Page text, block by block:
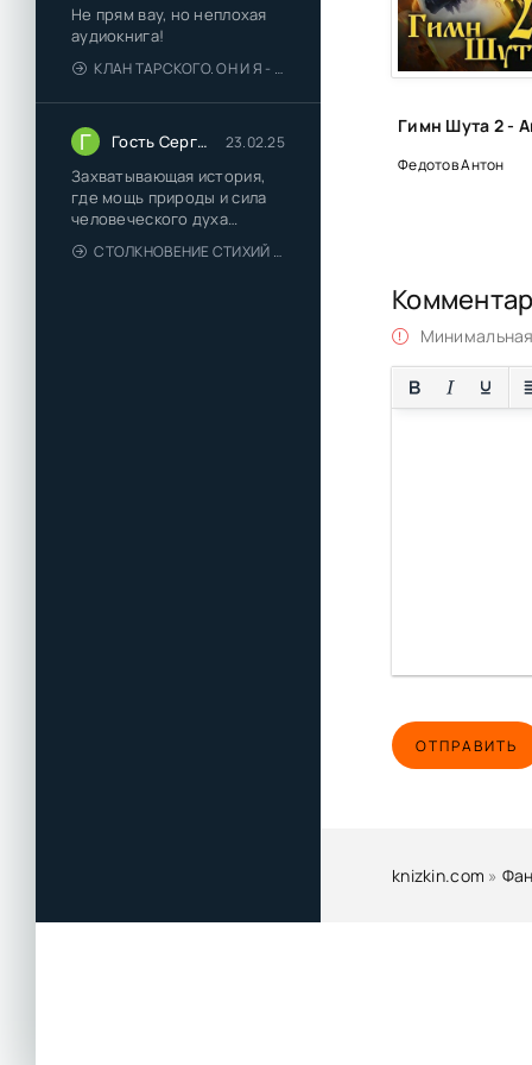
Не прям вау, но неплохая
аудиокнига!
КЛАН ТАРСКОГО. ОН И Я - ЕЛЕНА ТОДОРОВА (1)
Г Гость Сергей 23.02.25
Захватывающая история,
где мощь природы и сила
человеческого духа
сплетаются в напряжённый
и
СТОЛКНОВЕНИЕ СТИХИЙ - ВАЛЕРИЙ ГУМИНСКИЙ
gimn-shuta-3-30
Федотов Антон
ОТПРАВИТЬ
knizkin.com »